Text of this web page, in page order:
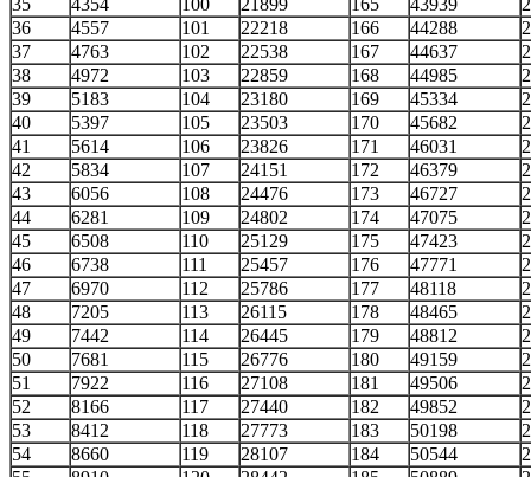
36
4557 101 22218 166 44288
37
4763 102 22538 167 44637
38
4972 103 22859 168 44985
39
5183 104 23180 169 45334
40
5397 105 23503 170 45682
41
5614 106 23826 171 46031
42
5834 107 24151 172 46379
43
6056 108 24476 173 46727
44
6281 109 24802 174 47075
45
6508 110 25129 175 47423
46
6738 111 25457 176 47771
47
6970 112 25786 177 48118
48
7205 113 26115 178 48465
49
7442 114 26445 179 48812
50
7681 115 26776 180 49159
51
7922 116 27108 181 49506
52
8166 117 27440 182 49852
53
8412 118 27773 183 50198
54
8660 119 28107 184 50544